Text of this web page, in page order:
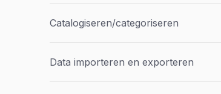
Catalogiseren/categoriseren
Data importeren en exporteren